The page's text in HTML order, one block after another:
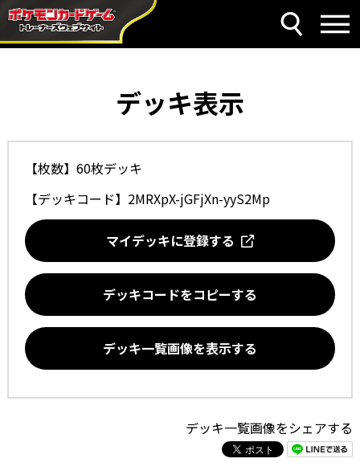
デッキ表示
【枚数】60枚デッキ
【デッキコード】 2MRXpX-jGFjXn-yyS2Mp
マイデッキに登録する
デッキコードをコピーする
デッキ一覧画像を表示する
デッキ一覧画像をシェアする